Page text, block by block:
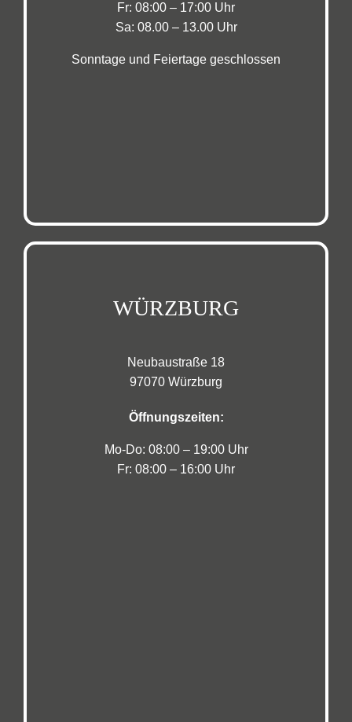
Fr: 08:00 – 17:00 Uhr
Sa: 08.00 – 13.00 Uhr
Sonntage und Feiertage geschlossen
WÜRZBURG
Neubaustraße 18
97070 Würzburg
Öffnungszeiten:
Mo-Do: 08:00 – 19:00 Uhr
Fr: 08:00 – 16:00 Uhr